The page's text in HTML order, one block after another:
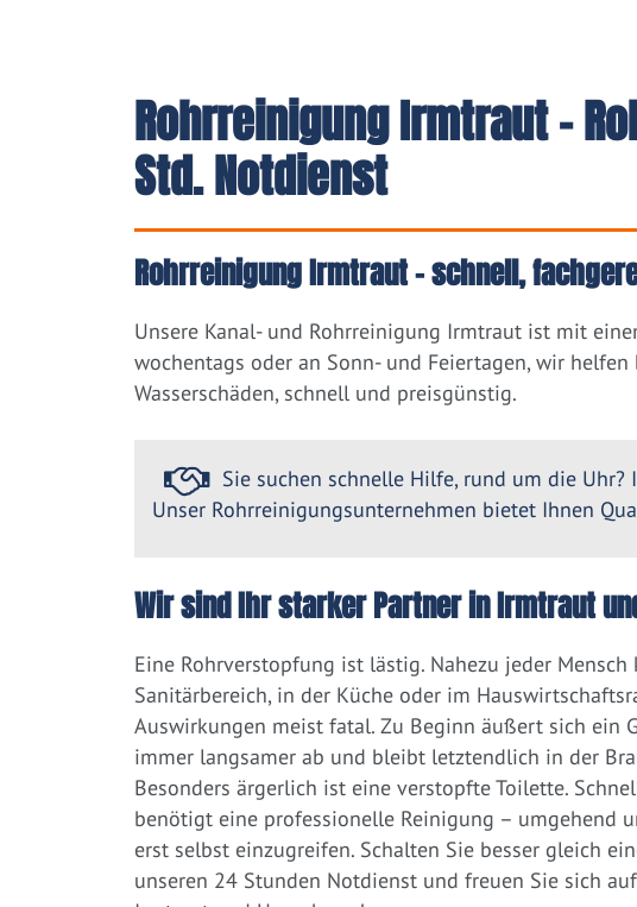
Rohrreinigung Irmtraut -
Std. Notdienst
Rohrreinigung Irmtraut – schnell,
Unsere Kanal- und Rohrreinigung Irmtraut ist mit
wochentags oder an Sonn- und Feiertagen, wir
Wasserschäden, schnell und preisgünstig.
Sie suchen schnelle Hilfe, rund um die
Unser Rohrreinigungsunternehmen bietet Ihnen
Wir sind Ihr starker Partner in Irmtraut
Eine Rohrverstopfung ist lästig. Nahezu jeder
Sanitärbereich, in der Küche oder im
Auswirkungen meist fatal. Zu Beginn äußert sich ein
immer langsamer ab und bleibt letztendlich in der
Besonders ärgerlich ist eine verstopfte Toilette.
benötigt eine professionelle Reinigung – umgehend
erst selbst einzugreifen. Schalten Sie besser gleich
unseren 24 Stunden Notdienst und freuen Sie sich